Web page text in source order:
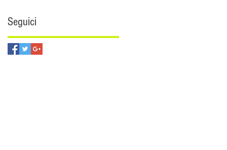
Seguici